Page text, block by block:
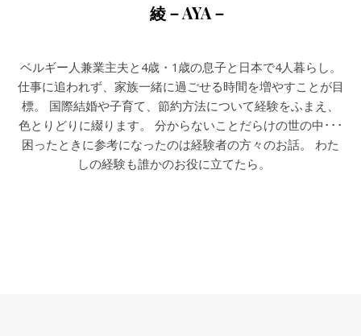
綾－AYA－
ベルギー人兼業主夫と4歳・1歳の息子と日本で4人暮らし。
仕事に追われず、家族一緒に過ごせる時間を増やすことが目
標。 国際結婚や子育て、節約方法について経験をふまえ、
色とりどりに綴ります。 分からないことだらけの世の中･･･
困ったときに参考になったのは経験者の方々のお話。 わた
しの経験も誰かのお役に立てたら。